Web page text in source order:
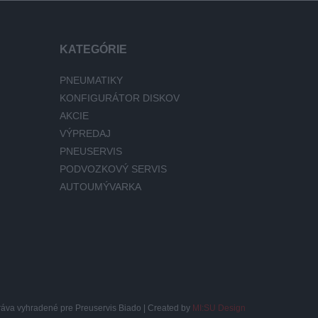
KATEGÓRIE
PNEUMATIKY
KONFIGURÁTOR DISKOV
AKCIE
VÝPREDAJ
PNEUSERVIS
PODVOZKOVÝ SERVIS
AUTOUMÝVARKA
vyhradené pre Preuservis Biado | Created by MI:SU Design